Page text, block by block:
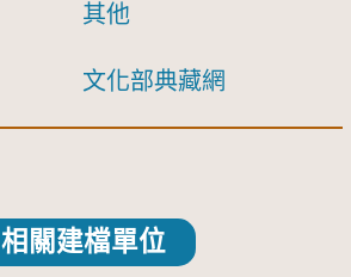
其他
文化部典藏網
相關建檔單位